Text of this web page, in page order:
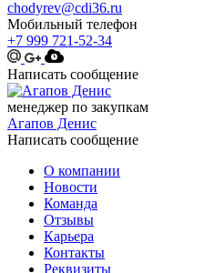
chodyrev@cdi36.ru
Мобильный телефон
+7 999 721-52-34
Написать сообщение
менеджер по закупкам
Агапов Денис
Написать сообщение
О компании
Новости
Команда
Отзывы
Карьера
Контакты
Реквизиты